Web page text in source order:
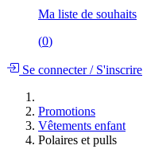
Ma liste de souhaits
(0)
Se connecter/S'inscrire
Promotions
Vêtements enfant
Polaires et pulls